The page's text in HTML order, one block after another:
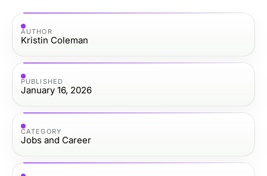
AUTHOR
Kristin Coleman
PUBLISHED
January 16, 2026
CATEGORY
Jobs and Career